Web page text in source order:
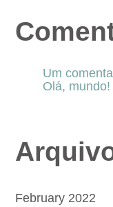
Um
Olá, mundo!
February 2022